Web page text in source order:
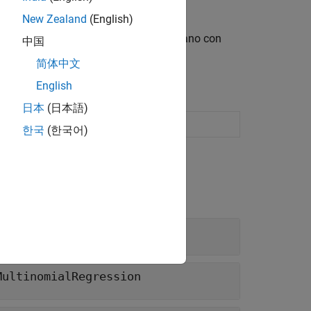
binaria de kernel gaussiano con
model
New Zealand (English)
中国
简体中文
English
日本 (日本語)
한국 (한국어)